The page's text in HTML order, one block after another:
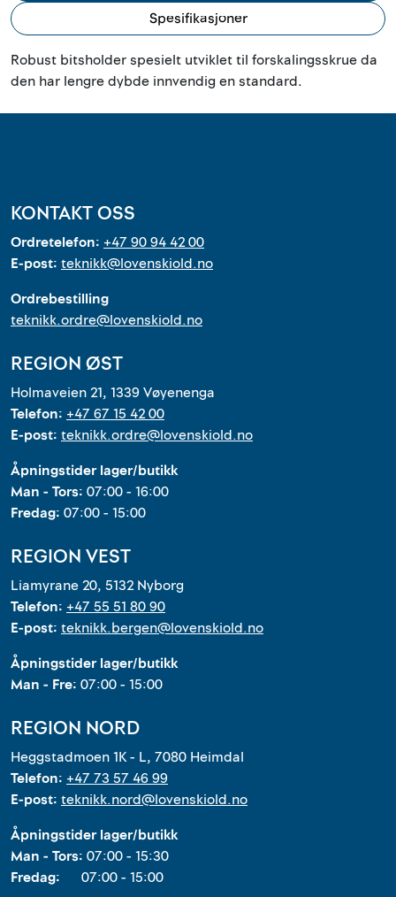
Spesifikasjoner
Robust bitsholder spesielt utviklet til forskalingsskrue da
den har lengre dybde innvendig en standard.
KONTAKT OSS
Ordretelefon: +47 90 94 42 00
E-post: teknikk@lovenskiold.no
Ordrebestilling
teknikk.ordre@lovenskiold.no
REGION ØST
Holmaveien 21, 1339 Vøyenenga
Telefon: +47 67 15 42 00
E-post: teknikk.ordre@lovenskiold.no
Åpningstider lager/butikk
Man - Tors: 07:00 - 16:00
Fredag: 07:00 - 15:00
REGION VEST
Liamyrane 20, 5132 Nyborg
Telefon: +47 55 51 80 90
E-post: teknikk.bergen@lovenskiold.no
Åpningstider lager/butikk
Man - Fre: 07:00 - 15:00
REGION NORD
Heggstadmoen 1K - L, 7080 Heimdal
Telefon: +47 73 57 46 99
E-post: teknikk.nord@lovenskiold.no
Åpningstider lager/butikk
Man - Tors: 07:00 - 15:30
Fredag: 07:00 - 15:00